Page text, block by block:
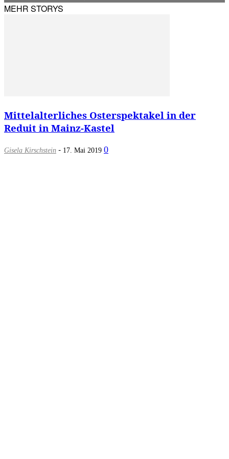
MEHR STORYS
Mittelalterliches Osterspektakel in der
Reduit in Mainz-Kastel
Gisela Kirschstein - 17. Mai 2019 0